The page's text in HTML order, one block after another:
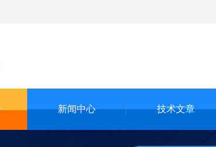
新闻中心 技术文章